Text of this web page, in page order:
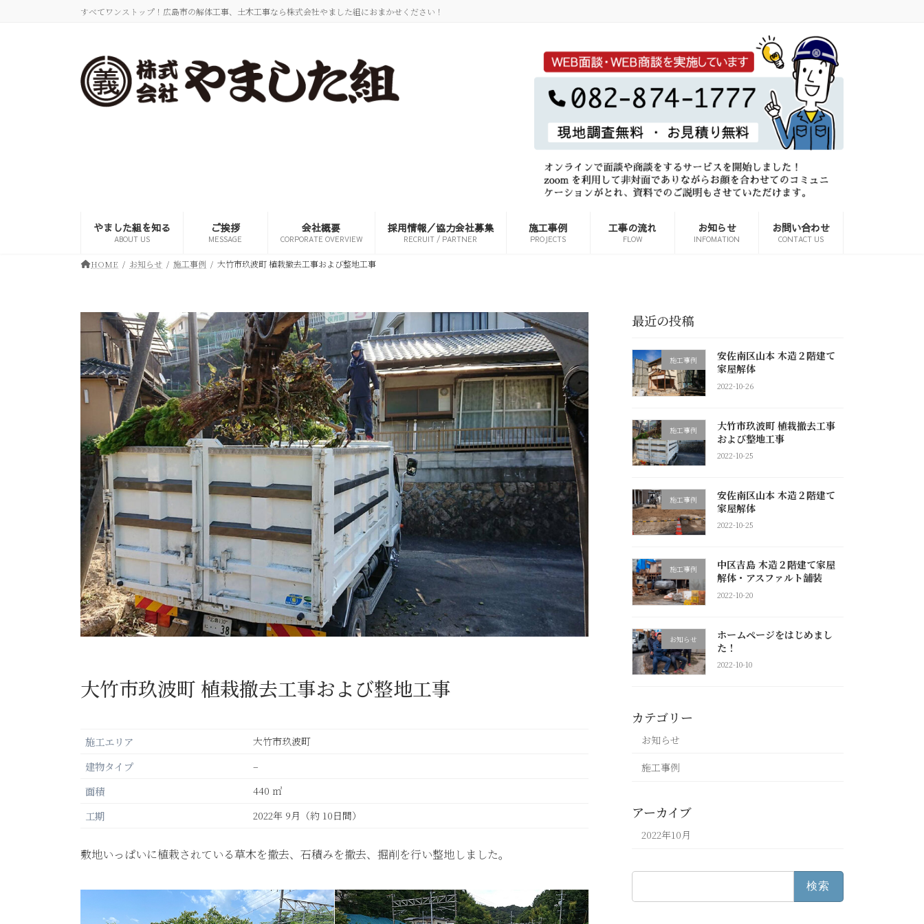
すべてワンストップ！広島市の解体工事、土木工事なら株式会社やました組におまかせください！
やました組を知る
ABOUT US
ご挨拶
MESSAGE
会社概要
CORPORATE OVERVIEW
採用情報／協力会社募集
RECRUIT / PARTNER
施工事例
PROJECTS
工事の流れ
FLOW
お知らせ
INFOMATION
お問い合わせ
CONTACT US
HOME お知らせ 施工事例 大竹市玖波町 植栽撤去工事および整地工事
大竹市玖波町 植栽撤去工事および整地工事
施工エリア 大竹市玖波町
建物タイプ –
面積 440 ㎡
工期 2022年 9月（約 10日間）
敷地いっぱいに植栽されている草木を撤去、石積みを撤去、掘削を行い整地しました。
最近の投稿
施工事例
安佐南区山本 木造２階建て
家屋解体
2022-10-26
施工事例
大竹市玖波町 植栽撤去工事
および整地工事
2022-10-25
施工事例
安佐南区山本 木造２階建て
家屋解体
2022-10-25
施工事例
中区吉島 木造２階建て家屋
解体・アスファルト舗装
2022-10-20
お知らせ
ホームページをはじめまし
た！
2022-10-10
カテゴリー
お知らせ
施工事例
アーカイブ
2022年10月
検